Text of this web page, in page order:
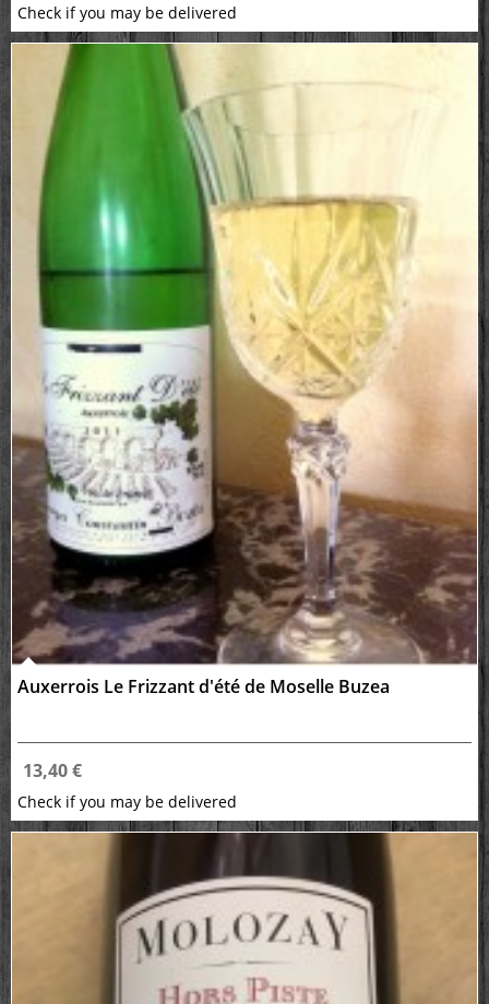
Check if you may be delivered
Auxerrois Le Frizzant d'été de Moselle Buzea
13,40 €
Check if you may be delivered